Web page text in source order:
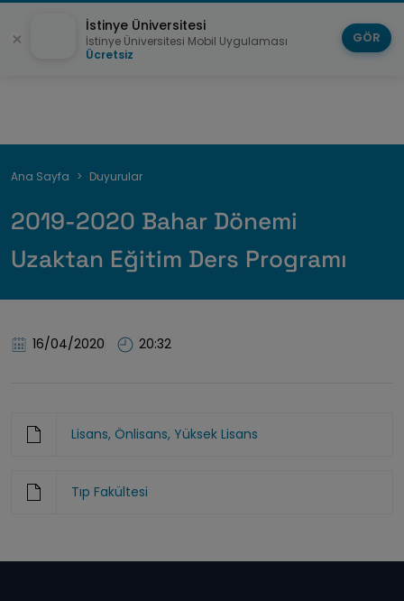
Sayfa
Ana Sayfa Duyurular
2019-2020 Bahar Dönemi
Uzaktan Eğitim Ders Programı
16/04/2020 20:32
Lisans, Önlisans, Yüksek Lisans
Tıp Fakültesi
İstinye Üniversitesi
İstinye Üniversitesi Mobil Uygulaması
Ücretsiz
GÖR